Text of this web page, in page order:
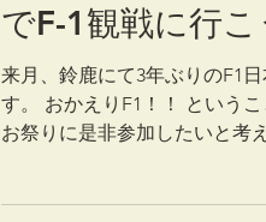
でF-1観戦に行こ
来月、鈴鹿にて3年ぶりのF1
す。 おかえりF1！！ という
お祭りに是非参加したいと考